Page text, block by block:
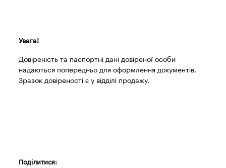
Увага!
Довіреність та паспортні дані довіреної особи
надаються попередньо для оформлення документів.
Зразок довіреності є у відділі продажу.
Поділитися: